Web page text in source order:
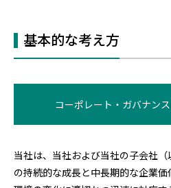
基本的な考え方
コーポレート・ガバナン
当社は、当社および当社の子会社
の持続的な成長と中長期的な企業